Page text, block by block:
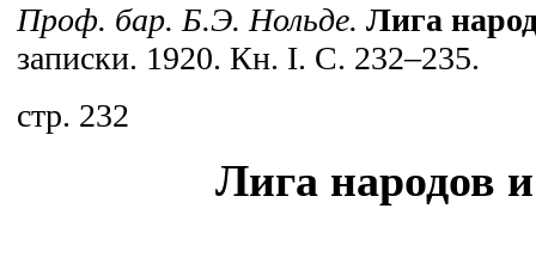
Проф. бар. Б.Э. Нольде. Лига
записки. 1920. Кн. I. С. 232–235.
стр. 232
Лига народов